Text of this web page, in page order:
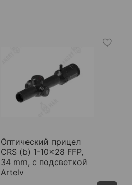
Оптический прицел
CRS (b) 1-10x28 FFP,
34 mm, с подсветкой
Artelv